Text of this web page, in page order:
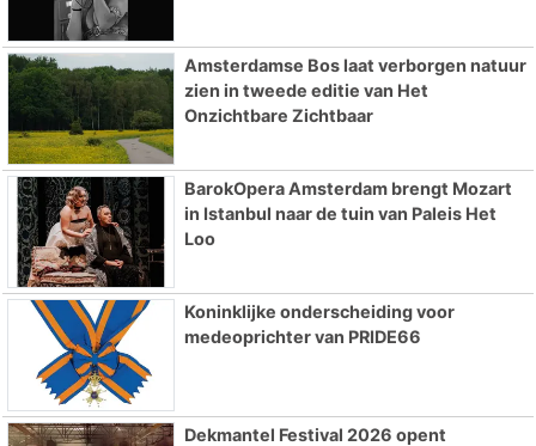
Amsterdamse Bos laat verborgen natuur
zien in tweede editie van Het
Onzichtbare Zichtbaar
BarokOpera Amsterdam brengt Mozart
in Istanbul naar de tuin van Paleis Het
Loo
Koninklijke onderscheiding voor
medeoprichter van PRIDE66
Dekmantel Festival 2026 opent